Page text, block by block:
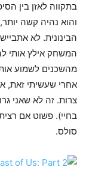
בתקווה לאזן בין
והוא נהיה קשה
הבינונית. לא
המשחק אילץ אותי
אחרי שעשיתי זאת,
צרות. זה לא שאני
בחיי). פשוט אם
סולס.